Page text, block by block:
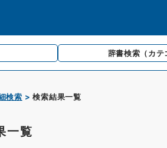
辞書検索 （カテ
検索 検索結果一覧
一覧